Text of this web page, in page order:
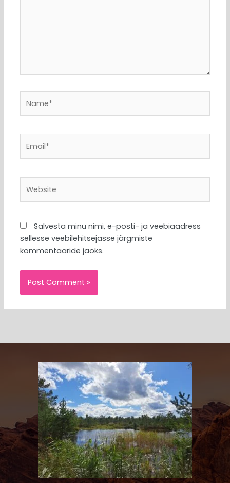
Salvesta minu nimi, e-posti- ja veebiaadress
sellesse veebilehitsejasse järgmiste
kommentaaride jaoks.